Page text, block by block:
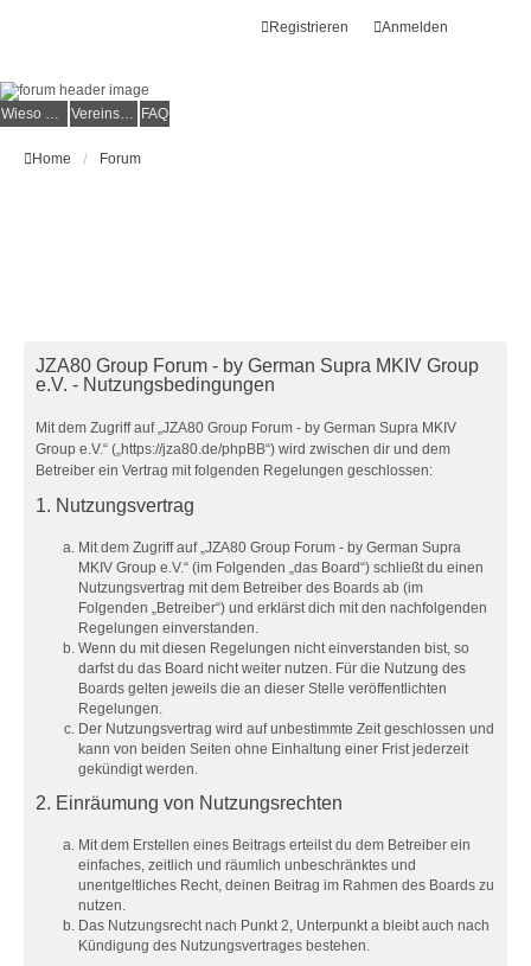
Anmelden
Registrieren
Wieso der e.V.? Vereinsmitglied werden FAQ
Home Forum
JZA80 Group Forum - by German Supra MKIV Group
e.V. - Nutzungsbedingungen
Mit dem Zugriff auf „JZA80 Group Forum - by German Supra MKIV
Group e.V.“ („https://jza80.de/phpBB“) wird zwischen dir und dem
Betreiber ein Vertrag mit folgenden Regelungen geschlossen:
1. Nutzungsvertrag
Mit dem Zugriff auf „JZA80 Group Forum - by German Supra
MKIV Group e.V.“ (im Folgenden „das Board“) schließt du einen
Nutzungsvertrag mit dem Betreiber des Boards ab (im
Folgenden „Betreiber“) und erklärst dich mit den nachfolgenden
Regelungen einverstanden.
Wenn du mit diesen Regelungen nicht einverstanden bist, so
darfst du das Board nicht weiter nutzen. Für die Nutzung des
Boards gelten jeweils die an dieser Stelle veröffentlichten
Regelungen.
Der Nutzungsvertrag wird auf unbestimmte Zeit geschlossen und
kann von beiden Seiten ohne Einhaltung einer Frist jederzeit
gekündigt werden.
2. Einräumung von Nutzungsrechten
Mit dem Erstellen eines Beitrags erteilst du dem Betreiber ein
einfaches, zeitlich und räumlich unbeschränktes und
unentgeltliches Recht, deinen Beitrag im Rahmen des Boards zu
nutzen.
Das Nutzungsrecht nach Punkt 2, Unterpunkt a bleibt auch nach
Kündigung des Nutzungsvertrages bestehen.